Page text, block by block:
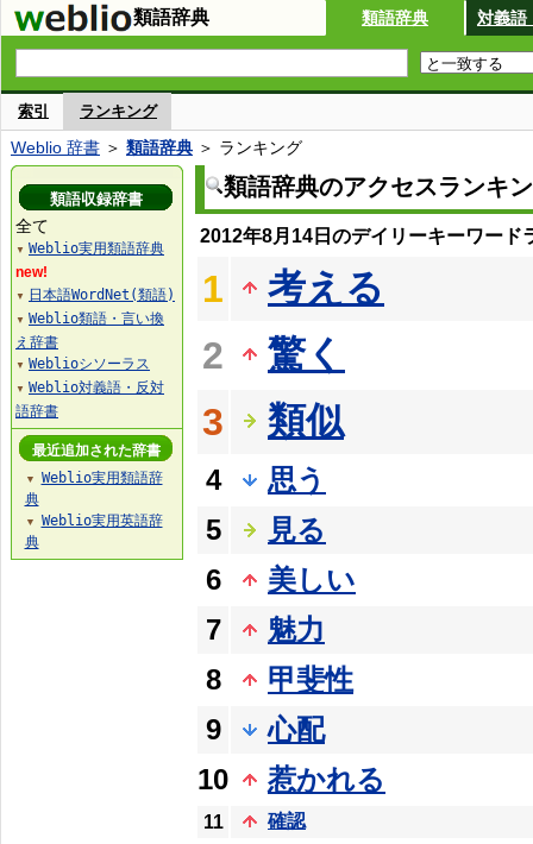
類語辞典 類語辞典 対義語
索引 ランキング
Weblio 辞書 ＞ 類語辞典 ＞ ランキング
類語辞典のアクセスランキ
2012年8月14日のデイリーキーワード
1
考える
2
驚く
3
類似
4
思う
5
見る
6
美しい
7
魅力
8
甲斐性
9
心配
10
惹かれる
11
確認
類語収録辞書
全て
▼ Weblio実用類語辞典
new!
▼ 日本語WordNet(類語)
▼ Weblio類語・言い換
え辞書
▼ Weblioシソーラス
▼ Weblio対義語・反対
語辞書
最近追加された辞書
▼
Weblio実用類語辞
典
▼
Weblio実用英語辞
典